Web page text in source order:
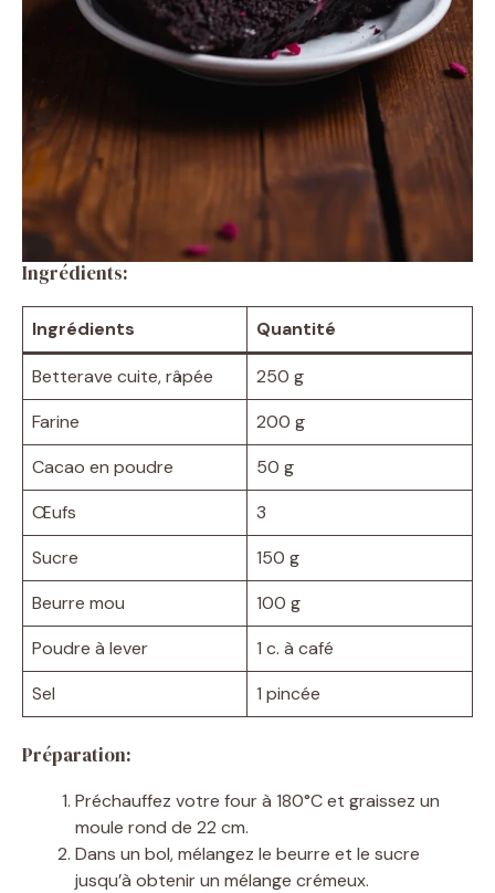
Ingrédients:
Ingrédients Quantité
Betterave cuite, râpée
250 g
Farine
200 g
Cacao en poudre
50 g
Œufs
3
Sucre
150 g
Beurre mou
100 g
Poudre à lever
1 c. à café
Sel
1 pincée
Préparation:
Préchauffez votre four à 180°C et graissez un
moule rond de 22 cm.
Dans un bol, mélangez le beurre et le sucre
jusqu’à obtenir un mélange crémeux.